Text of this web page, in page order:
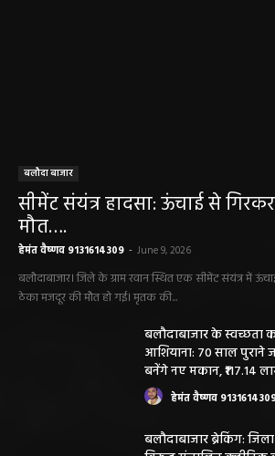
बलौदा बाजार
सीमेंट संयंत्र हादसा: ऊंचाई से
मौत….
हेमंत वैष्णव 9131614309 - June 9, 2026
बलौदाबाजार। जिले के ग्राम रवान स्थित एक सीमेंट संयंत्र में
ठेका मजदूर की मौत हो गई। मृतक की...
बलौदाबाजार के स्वच्छता
आशियाना: 70 साल पुराने
बनेंगे नए मकान, ₹117.14
हेमंत वैष्णव
बलौदाबाजार ब्रेकिंग: